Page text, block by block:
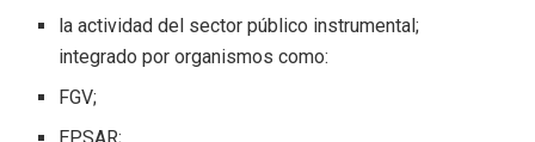
la actividad del sector público instrumental;
integrado por organismos como:
FGV;